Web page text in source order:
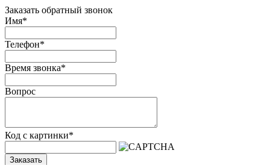
Заказать обратный звонок
Имя*
Телефон*
Время звонка*
Вопрос
Код с картинки*
Заказать